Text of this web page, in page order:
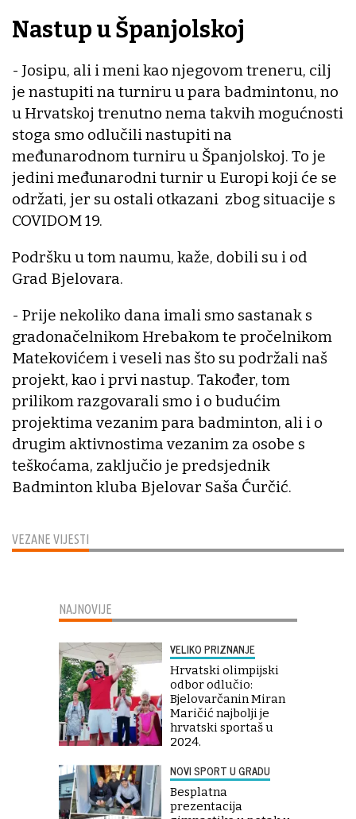
VEZANE VIJESTI
Nastup u Španjolskoj
- Josipu, ali i meni kao njegovom treneru, cilj
je nastupiti na turniru u para badmintonu, no
u Hrvatskoj trenutno nema takvih mogućnosti
stoga smo odlučili nastupiti na
međunarodnom turniru u Španjolskoj. To je
jedini međunarodni turnir u Europi koji će se
održati, jer su ostali otkazani zbog situacije s
COVIDOM 19.
Podršku u tom naumu, kaže, dobili su i od
Grad Bjelovara.
- Prije nekoliko dana imali smo sastanak s
gradonačelnikom Hrebakom te pročelnikom
Matekovićem i veseli nas što su podržali naš
projekt, kao i prvi nastup. Također, tom
prilikom razgovarali smo i o budućim
projektima vezanim para badminton, ali i o
drugim aktivnostima vezanim za osobe s
teškoćama, zaključio je predsjednik
Badminton kluba Bjelovar Saša Ćurčić.
NAJNOVIJE
VELIKO PRIZNANJE
Hrvatski olimpijski
odbor odlučio:
Bjelovarčanin Miran
Maričić najbolji je
hrvatski sportaš u
2024.
NOVI SPORT U GRADU
Besplatna
prezentacija